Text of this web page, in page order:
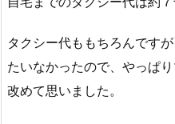
タクシー代ももちろんです
たいなかったので、やっぱ
改めて思いました。